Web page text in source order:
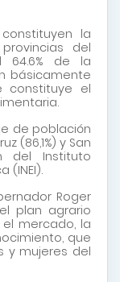
la
del
64.6% de la
básicamente
constituye el
de población
(86,1%) y San
del Instituto
(INEI).
Roger
plan agrario
mercado, la
que
y mujeres del